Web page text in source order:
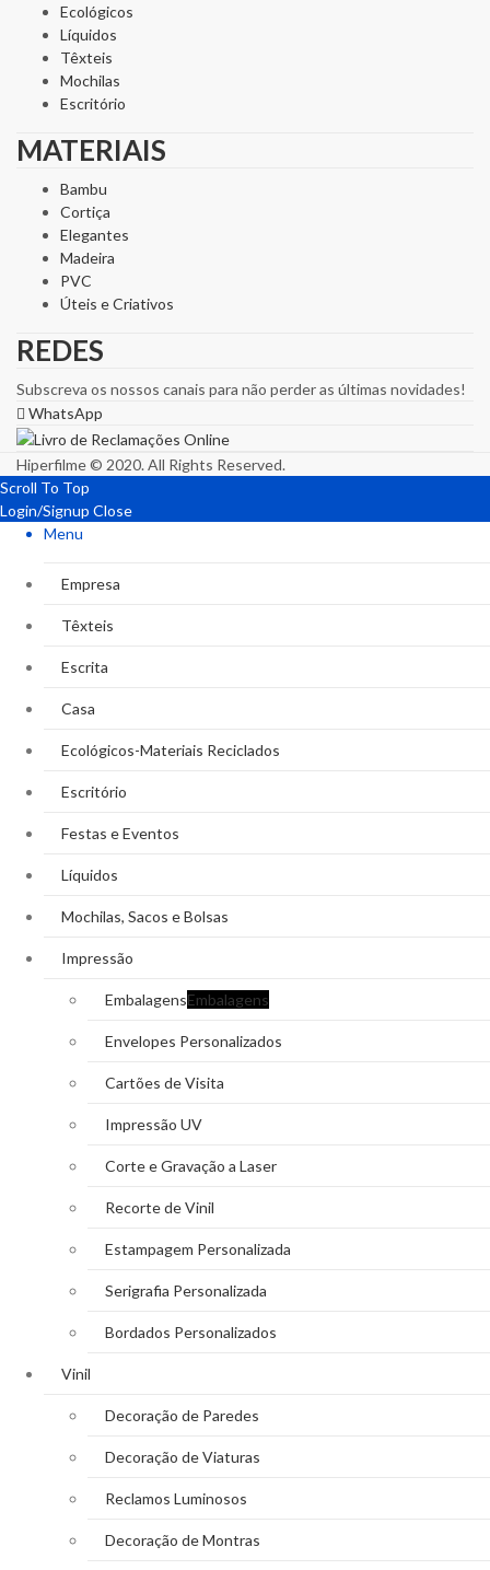
Ecológicos
Líquidos
Têxteis
Mochilas
Escritório
MATERIAIS
Bambu
Cortiça
Elegantes
Madeira
PVC
Úteis e Criativos
REDES
Subscreva os nossos canais para não perder as últimas novidades!
WhatsApp
Hiperfilme © 2020. All Rights Reserved.
Scroll To Top
Login/Signup Close
Menu
Empresa
Têxteis
Escrita
Casa
Ecológicos-Materiais Reciclados
Escritório
Festas e Eventos
Líquidos
Mochilas, Sacos e Bolsas
Impressão
EmbalagensEmbalagens
Envelopes Personalizados
Cartões de Visita
Impressão UV
Corte e Gravação a Laser
Recorte de Vinil
Estampagem Personalizada
Serigrafia Personalizada
Bordados Personalizados
Vinil
Decoração de Paredes
Decoração de Viaturas
Reclamos Luminosos
Decoração de Montras